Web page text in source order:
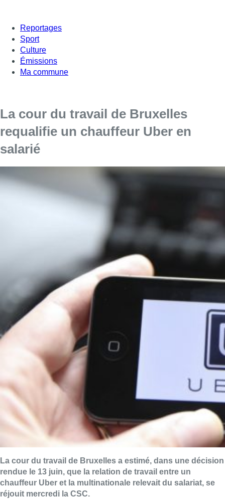
Reportages
Sport
Culture
Émissions
Ma commune
La cour du travail de Bruxelles
requalifie un chauffeur Uber en
salarié
La cour du travail de Bruxelles a estimé, dans une décision
rendue le 13 juin, que la relation de travail entre un
chauffeur Uber et la multinationale relevait du salariat, se
réjouit mercredi la CSC.